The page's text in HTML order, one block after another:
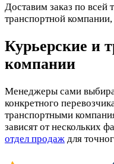
Доставим заказ по
транспортной
Курьерские и
компании
Менеджеры сами
конкретного
транспортными
зависят от нескольких
отдел продаж для